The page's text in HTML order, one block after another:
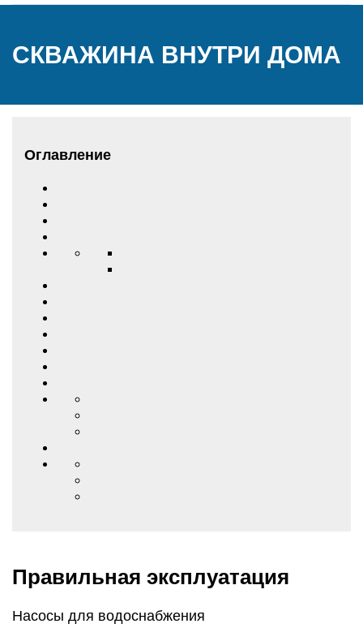
СКВАЖИНА ВНУТРИ ДОМА
Оглавление
Правильная эксплуатация
Насосы для водоснабжения